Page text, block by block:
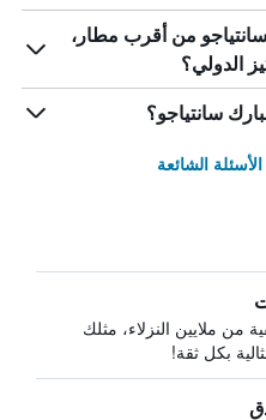
من أقرب مطار،
الدولي؟
سانتياجو؟
الشائعة
من ملايين النزلاء، مثلك
بكل ثقة!